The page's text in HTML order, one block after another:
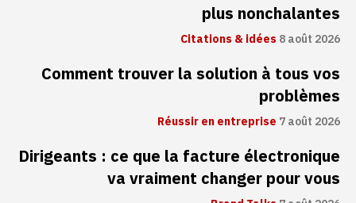
plus nonchalantes
Citations & idées8 août 2026
Comment trouver la solution à tous vos
problèmes
Réussir en entreprise 7 août 2026
Dirigeants : ce que la facture électronique
va vraiment changer pour vous